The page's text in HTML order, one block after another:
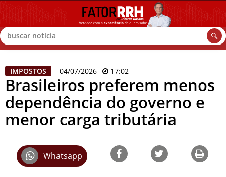
Buscar
IMPOSTOS 04/07/2026 17:02
Brasileiros preferem menos
dependência do governo e
menor carga tributária
Whatsapp